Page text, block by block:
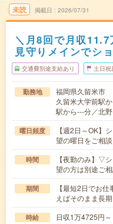
未読 掲載日 2026/07/31
＼月8回で月収
見守りメインでシ
交通費別途支給あり 土日祝
勤務地
福岡県久留米市
久留米大学前駅
駅から---分／北
曜日頻度
【週2日～OK】
望の曜日をご相談
時間
【夜勤のみ】▽
望の方は別途ご
期間
【最短2日でお
えばそのまま長期
時給
日収1万4725円